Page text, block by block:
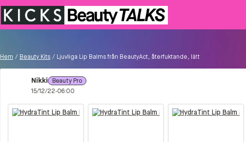
Hem / Beauty Kits / Ljuvliga Lip Balms från BeautyAct, återfuktande, lätt
Nikki
Beauty Pro
15/12/22-06:00